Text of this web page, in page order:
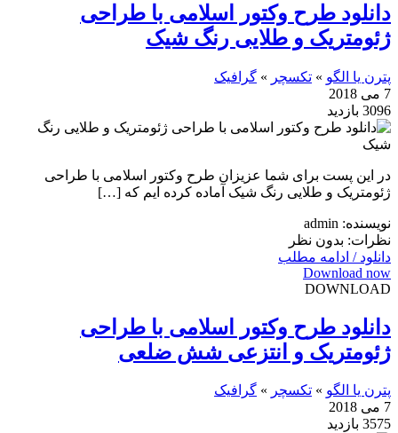
دانلود طرح وکتور اسلامی با طراحی
ژئومتریک و طلایی رنگ شیک
پترن یا الگو » تکسچر » گرافیک
7 می 2018
3096 بازدید
در این پست برای شما عزیزان طرح وکتور اسلامی با طراحی
ژئومتریک و طلایی رنگ شیک آماده کرده ایم که […]
نویسنده: admin
نظرات: بدون نظر
دانلود / ادامه مطلب
Download now
DOWNLOAD
دانلود طرح وکتور اسلامی با طراحی
ژئومتریک و انتزعی شش ضلعی
پترن یا الگو » تکسچر » گرافیک
7 می 2018
3575 بازدید